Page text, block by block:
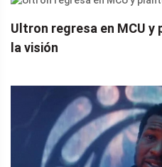
Ultron regresa en MCU
la visión